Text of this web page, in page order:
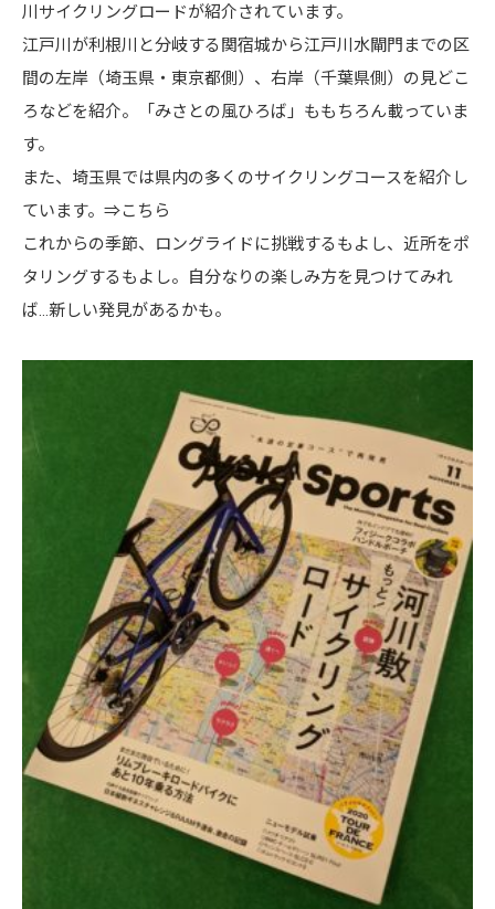
川サイクリングロードが紹介されています。
江戸川が利根川と分岐する関宿城から江戸川水閘門までの区
間の左岸（埼玉県・東京都側）、右岸（千葉県側）の見どこ
ろなどを紹介。「みさとの風ひろば」ももちろん載っていま
す。
また、埼玉県では県内の多くのサイクリングコースを紹介し
ています。⇒こちら
これからの季節、ロングライドに挑戦するもよし、近所をポ
タリングするもよし。自分なりの楽しみ方を見つけてみれ
ば…新しい発見があるかも。